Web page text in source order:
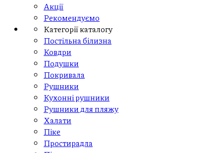
Акції
Рекомендуємо
Категорії каталогу
Постільна білизна
Ковдри
Подушки
Покривала
Рушники
Кухонні рушники
Рушники для пляжу
Халати
Піке
Простирадла